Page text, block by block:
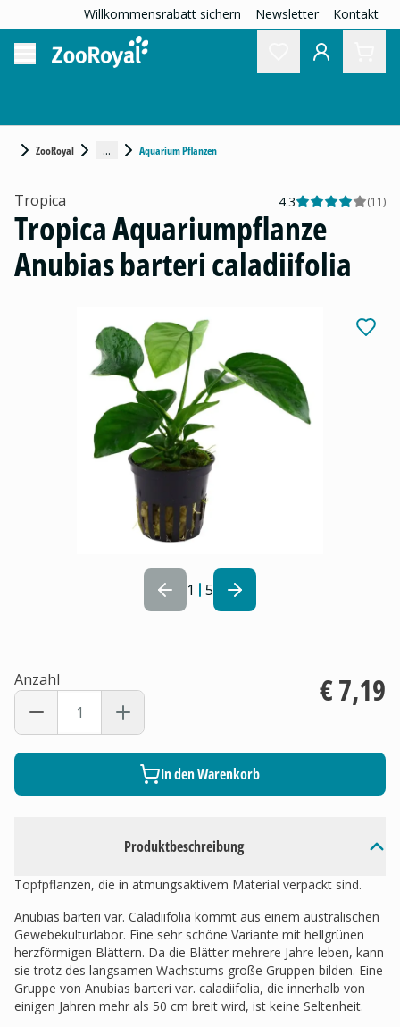
Willkommensrabatt sichern Newsletter Kontakt
ZooRoyal ... Aquarium Pflanzen
1 5
Produktbeschreibung
Topfpflanzen, die in atmungsaktivem Material verpackt sind.
Anubias barteri var. Caladiifolia kommt aus einem australischen
Gewebekulturlabor. Eine sehr schöne Variante mit hellgrünen
herzförmigen Blättern. Da die Blätter mehrere Jahre leben, kann
sie trotz des langsamen Wachstums große Gruppen bilden. Eine
Gruppe von Anubias barteri var. caladiifolia, die innerhalb von
einigen Jahren mehr als 50 cm breit wird, ist keine Seltenheit.
Tropica 4.3 (11)
Tropica Aquariumpflanze
Anubias barteri caladiifolia
Anzahl € 7,19
In den Warenkorb